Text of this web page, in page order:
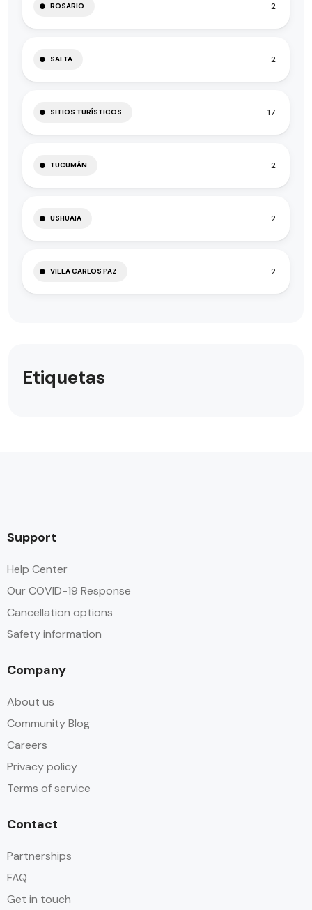
ROSARIO 2
SALTA 2
SITIOS TURÍSTICOS 17
TUCUMÁN 2
USHUAIA 2
VILLA CARLOS PAZ 2
Etiquetas
Support
Help Center
Our COVID-19 Response
Cancellation options
Safety information
Company
About us
Community Blog
Careers
Privacy policy
Terms of service
Contact
Partnerships
FAQ
Get in touch